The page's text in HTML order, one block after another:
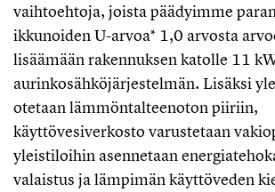
vaihtoehtoja, joista päädyimme
ikkunoiden U-arvoa* 1,0 arvosta
lisäämään rakennuksen katolle 11
aurinkosähköjärjestelmän. Lisäksi
otetaan lämmöntalteenoton piiriin,
käyttövesiverkosto varustetaan
yleistiloihin asennetaan
valaistus ja lämpimän käyttöveden